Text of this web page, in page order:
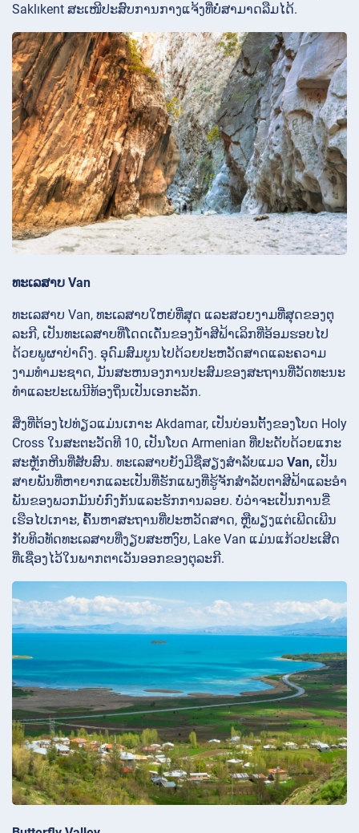
Saklıkent ສະເໜີປະສົບການກາງແຈ້ງທີ່ບໍ່ສາມາດລືມໄດ້.
ທະເລສາບ Van
ທະເລສາບ Van, ທະເລສາບໃຫຍ່ທີ່ສຸດ ແລະສວຍງາມທີ່ສຸດຂອງຕຸ
ລະກີ, ເປັນທະເລສາບທີ່ໂດດເດັ່ນຂອງນ້ຳສີຟ້າເລິກທີ່ອ້ອມຮອບໄປ
ດ້ວຍພູຜາປ່າດົງ. ອຸດົມສົມບູນໄປດ້ວຍປະຫວັດສາດແລະຄວາມ
ງາມທໍາມະຊາດ, ມັນສະຫນອງການປະສົມຂອງສະຖານທີ່ວັດທະນະ
ທໍາແລະປະເພນີທ້ອງຖິ່ນເປັນເອກະລັກ.
ສິ່ງທີ່ຕ້ອງໄປທ່ຽວແມ່ນເກາະ Akdamar, ເປັນບ່ອນຕັ້ງຂອງໂບດ Holy
Cross ໃນສະຕະວັດທີ 10, ເປັນໂບດ Armenian ທີ່ປະດັບດ້ວຍແກະ
ສະຫຼັກຫີນທີ່ສັບສົນ. ທະເລສາບຍັງມີຊື່ສຽງສໍາລັບແມວ Van, ເປັນ
ສາຍພັນທີ່ຫາຍາກແລະເປັນທີ່ຮັກແພງທີ່ຮູ້ຈັກສໍາລັບຕາສີຟ້າແລະອໍາ
ພັນຂອງພວກມັນບໍ່ກົງກັນແລະຮັກການລອຍ. ບໍ່ວ່າຈະເປັນການຂີ່
ເຮືອໄປເກາະ, ຄົ້ນຫາສະຖານທີ່ປະຫວັດສາດ, ຫຼືພຽງແຕ່ເພີດເພີນ
ກັບທິວທັດທະເລສາບທີ່ງຽບສະຫງົບ, Lake Van ແມ່ນແກ້ວປະເສີດ
ທີ່ເຊື່ອງໄວ້ໃນພາກຕາເວັນອອກຂອງຕຸລະກີ.